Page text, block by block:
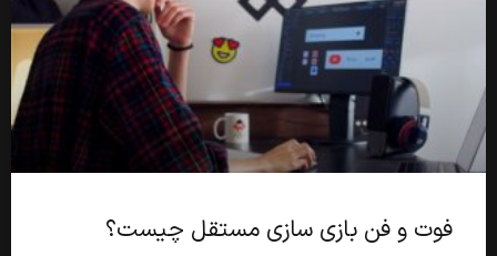
فوت و فن بازی سازی مستقل چیست؟